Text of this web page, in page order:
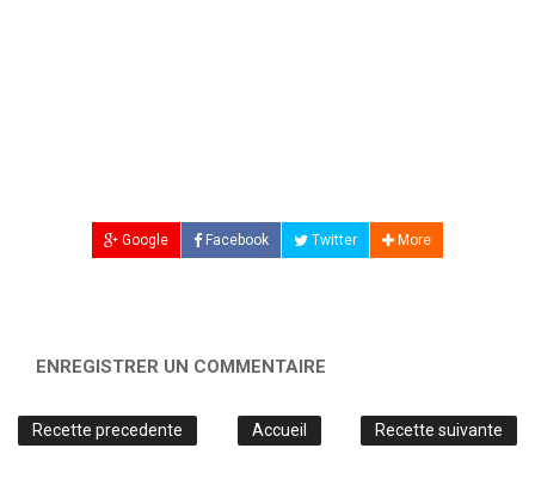
Google Facebook Twitter More
ENREGISTRER UN COMMENTAIRE
Recette precedente Recette suivante
Accueil